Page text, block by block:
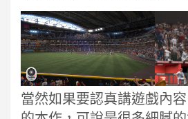
當然如果要認真講遊戲內